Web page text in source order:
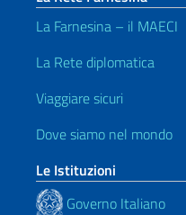
La Farnesina – il MAECI
La Rete diplomatica
Viaggiare sicuri
Dove siamo nel mondo
Le Istituzioni
Governo Italiano